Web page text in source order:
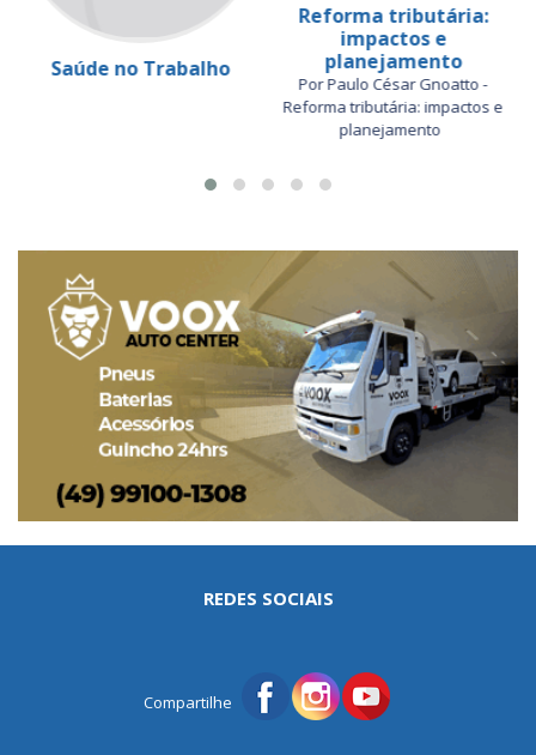
Saúde no Trabalho
Reforma tributária:
impactos e
planejamento
Por Paulo César Gnoatto -
Reforma tributária: impactos e
planejamento
REDES SOCIAIS
Compartilhe